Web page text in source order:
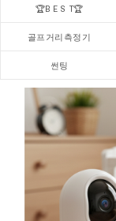
🏆B E S T🏆
골프거리측정기
썬팅